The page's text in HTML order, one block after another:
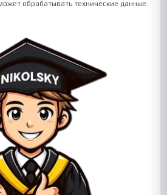
обрабатывать технические данные.